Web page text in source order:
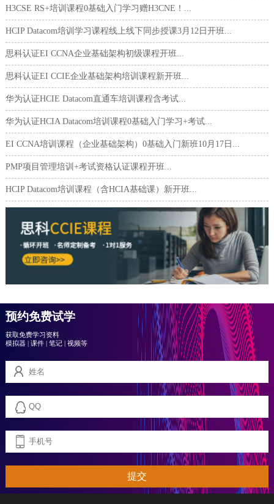
H3CSE RS+培训课程0基础入门学习赠H3CNE！...
HCIP Datacom培训学习课程线上线下同步授课3月12日开班...
思科认证EI CCNA企业基础架构初级课程开班...
思科认证EI CCIE企业基础架构培训课程新开班...
华为认证HCIE Datacom直通车培训课程含考试...
华为认证HCIA Datacom培训课程0基础入门学习+考试...
EI CCNA培训课程（企业基础架构）0基础入门新班10月17日...
PMP项目管理培训+考试资格认证课程开班...
HCIP Datacom培训课程（含HCIA基础课）新开班...
预约免费试学
获取免费学习资料
模拟器| 课件| 笔记| 视频等
提交